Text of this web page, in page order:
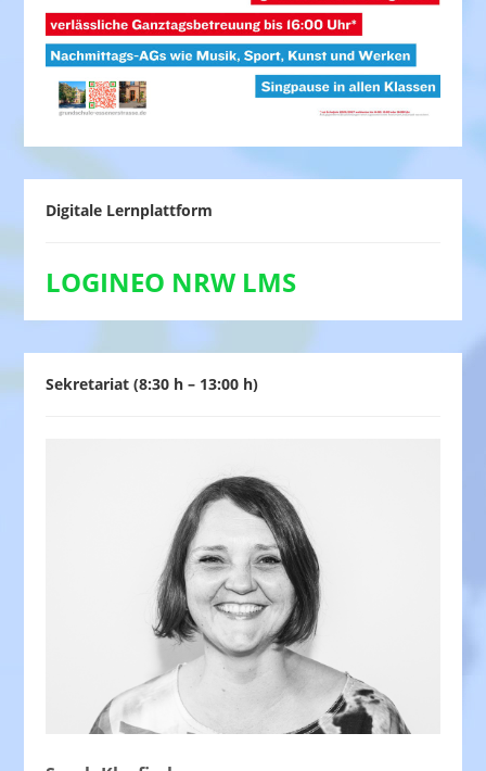
Digitale Lernplattform
LOGINEO NRW LMS
Sekretariat (8:30 h – 13:00 h)